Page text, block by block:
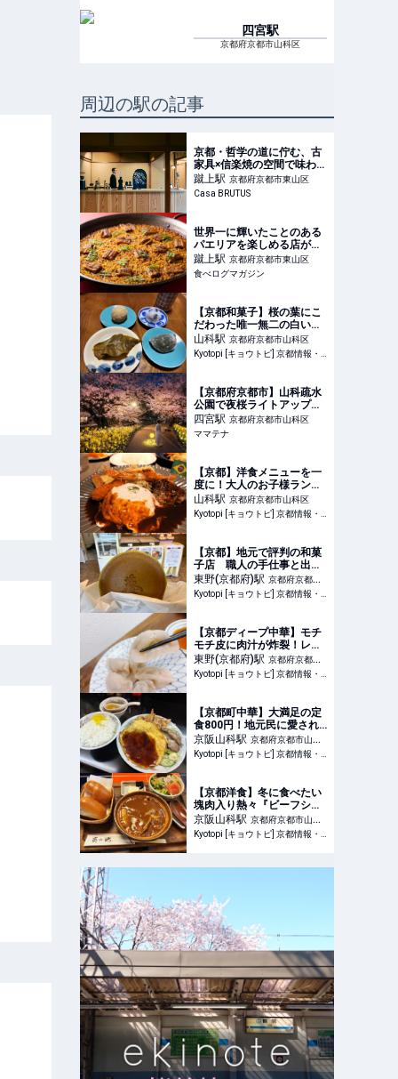
四宮駅
京都府京都市山科区
周辺の駅の記事
京都・哲学の道に佇む、古
家具×信楽焼の空間で味わう
コペンハーゲン発のコーヒ
ー。
蹴上駅 京都府京都市東山区
Casa BRUTUS
世界一に輝いたことのある
パエリアを楽しめる店が京
都・岡崎に移転！ 9席のみ
のプレミアムシートは早く
も激戦に！ | 食べログマガ
蹴上駅 京都府京都市東山区
食べログマガジン
【京都和菓子】桜の葉にこ
だわった唯一無二の白い
『桜餅』＆おはぎ絶品！京
菓子老舗「仙太郎」
山科駅 京都府京都市山科区
Kyotopi [キョウトピ] 京都情報・観光・旅行・グルメ
【京都府京都市】山科疏水
公園で夜桜ライトアップ！
ネイキッド×京都の夜さんぽ
イベント開催 | ママテナ
四宮駅 京都府京都市山科区
ママテナ
【京都】洋食メニューを一
度に！大人のお子様ランチ
が人気 山科で評判「グラ
トニー」
山科駅 京都府京都市山科区
Kyotopi [キョウトピ] 京都情報・観光・旅行・グルメ
【京都】地元で評判の和菓
子店 職人の手仕事と出来
立ての美味しさ「萬屋琳窕
本店」
東野(京都府)駅 京都府京都市
山科区
Kyotopi [キョウトピ] 京都情報・観光・旅行・グルメ
【京都ディープ中華】モチ
モチ皮に肉汁が炸裂！レト
ロ商店街で「本場の水餃
子」を食らう
東野(京都府)駅 京都府京都市
山科区
Kyotopi [キョウトピ] 京都情報・観光・旅行・グルメ
【京都町中華】大満足の定
食800円！地元民に愛され
続ける山科の人気店「佳
園」
京阪山科駅 京都府京都市山科
区
Kyotopi [キョウトピ] 京都情報・観光・旅行・グルメ
【京都洋食】冬に食べたい
塊肉入り熱々『ビーフシチ
ュー』知る人ぞ知るシチュ
ー名店「炎の池」
京阪山科駅 京都府京都市山科
区
Kyotopi [キョウトピ] 京都情報・観光・旅行・グルメ